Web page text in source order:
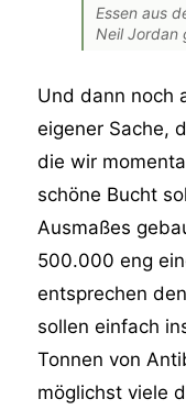
Essen aus
Neil Jordan
Und dann noch
eigener Sache,
die wir
schöne Bucht
Ausmaßes
500.000 eng
entsprechen
sollen einfach
Tonnen von
möglichst viele